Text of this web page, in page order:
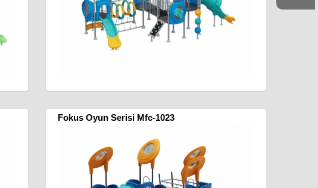
Fokus Oyun Serisi Mfc-1023